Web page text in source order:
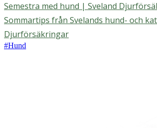
Semestra med hund | Sveland
Sommartips från Svelands hund- och
Djurförsäkringar
#Hund